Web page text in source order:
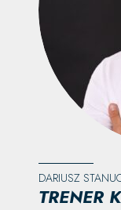
DARIUSZ
TRENER